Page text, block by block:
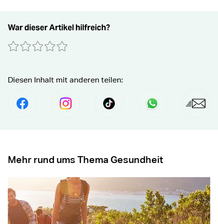
War dieser Artikel hilfreich?
0 Sterne
1 Stern2 Sterne
3 Sterne
4 Sterne5 Sterne
Absenden
Diesen Inhalt mit anderen teilen:
Per Facebook Teilensocial.media.share.instagram.prefix
Senden perPer
Mehr rund ums Thema Gesundheit